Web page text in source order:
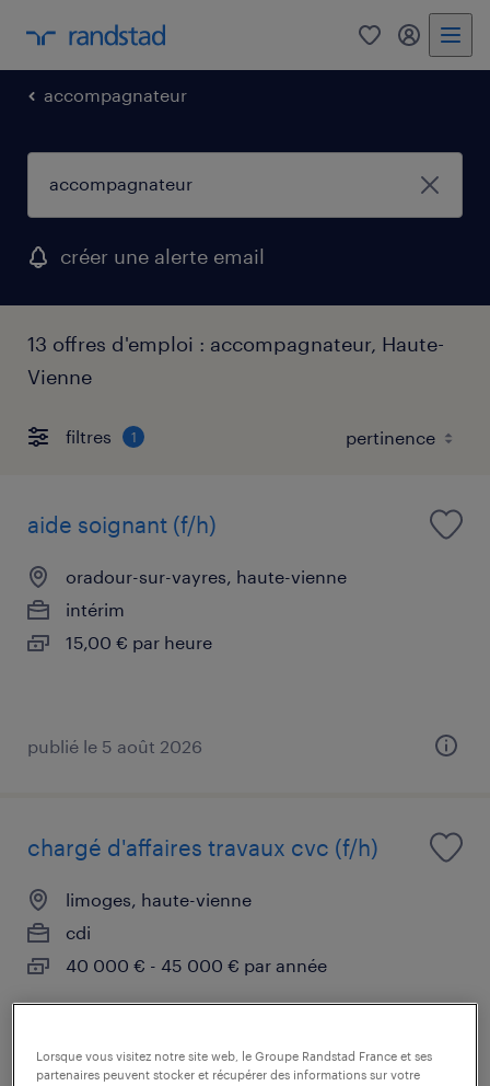
0 mon
accompagnateur
créer une alerte email
13 offres d'emploi : accompagnateur, Haute-
Vienne
filtres 1
aide soignant (f/h)
oradour-sur-vayres, haute-vienne
intérim
15,00 € par heure
publié le 5 août 2026
chargé d'affaires travaux cvc (f/h)
limoges, haute-vienne
cdi
40 000 € - 45 000 € par année
publié le 29 avril 2026
Lorsque vous visitez notre site web, le Groupe Randstad France et ses
partenaires peuvent stocker et récupérer des informations sur votre